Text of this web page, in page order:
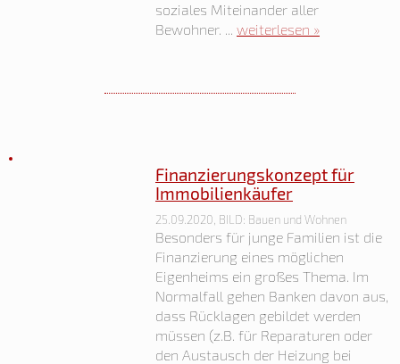
soziales Miteinander aller
Bewohner. ... weiterlesen »
Finanzierungskonzept für
Immobilienkäufer
25.09.2020, BILD: Bauen und Wohnen
Besonders für junge Familien ist die
Finanzierung eines möglichen
Eigenheims ein großes Thema. Im
Normalfall gehen Banken davon aus,
dass Rücklagen gebildet werden
müssen (z.B. für Reparaturen oder
den Austausch der Heizung bei